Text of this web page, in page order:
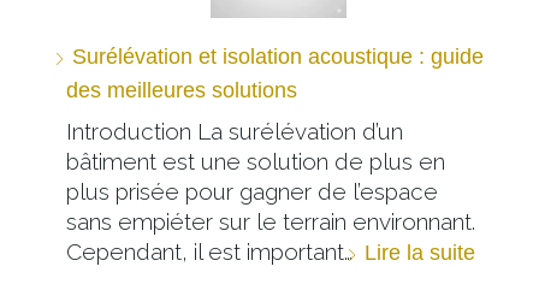
Surélévation et isolation acoustique : guide
des meilleures solutions
Introduction La surélévation d’un
bâtiment est une solution de plus en
plus prisée pour gagner de l’espace
sans empiéter sur le terrain environnant.
Cependant, il est important… Lire la suite